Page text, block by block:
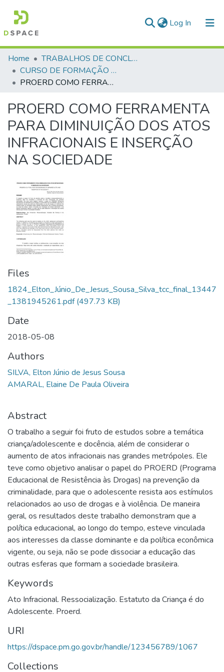
Log In (current)
Communities & Collections
All of DSpace
Home
TRABALHOS DE CONCLUSÃO DE CURSO - CFP (CURSO DE FORMAÇÃO DE PRAÇAS)
CURSO DE FORMAÇÃO DE PRAÇAS - CFP - 2018
PROERD COMO FERRAMENTA PARA DIMINUIÇÃO DOS ATOS INFRACIONAIS E INSERÇÃO NA SOCIEDADE
PROERD COMO FERRAMENTA
PARA DIMINUIÇÃO DOS ATOS
INFRACIONAIS E INSERÇÃO
NA SOCIEDADE
Files
1824_Elton_Júnio_De_Jesus_Sousa_Silva_tcc_final_13447
_1381945261.pdf(497.73 KB)
Date
2018-05-08
Authors
SILVA, Elton Júnio de Jesus Sousa
AMARAL, Elaine De Paula Oliveira
Abstract
O trabalho a seguir foi fruto de estudos sobre a temática
criança/adolescente e docência, além de considerar o
aumento de atos infracionais nas grandes metrópoles. Ele
teve como objetivo analisar o papel do PROERD (Programa
Educacional de Resistência às Drogas) na prevenção da
criminalidade, para que o adolescente resista aos estímulos
relacionados ao uso de drogas e à violência. De maneira
geral, os resultados deste trabalho demonstram que a
política educacional, ao longo do tempo, esteve vinculada
aos interesses da classe dominante e da política econômica
vigente, ou seja, não se pode dissociar a educação das
outras esferas que formam a sociedade brasileira.
Keywords
Ato Infracional. Ressocialização. Estatuto da Criança é do
Adolescente. Proerd.
URI
https://dspace.pm.go.gov.br/handle/123456789/1067
Collections